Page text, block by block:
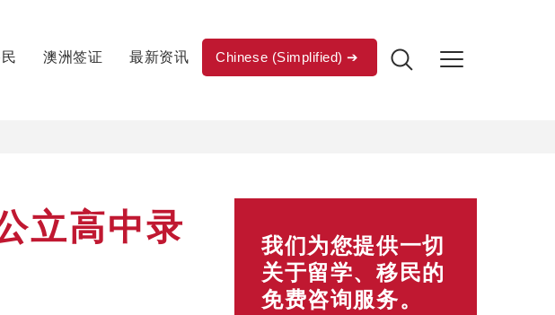
澳洲签证 最新资讯 Chinese (Simplified)
立高中录
我们为您提供一切
关于留学、移民的
免费咨询服务。